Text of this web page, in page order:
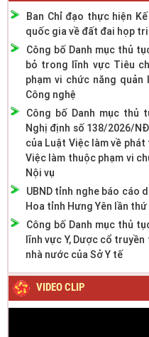
Ban Chỉ đạo thực hiện
quốc gia về đất đai họp
Công bố Danh mục thủ
bỏ trong lĩnh vực Tiêu
phạm vi chức năng quản
Công nghệ
Công bố Danh mục thủ
Nghị định số 138/2026/
của Luật Việc làm về
Việc làm thuộc phạm vi
Nội vụ
UBND tỉnh nghe báo cáo
Hoa tỉnh Hưng Yên lần
Công bố Danh mục thủ
lĩnh vực Y, Dược cổ
nhà nước của Sở Y tế
VIDEO CLIP